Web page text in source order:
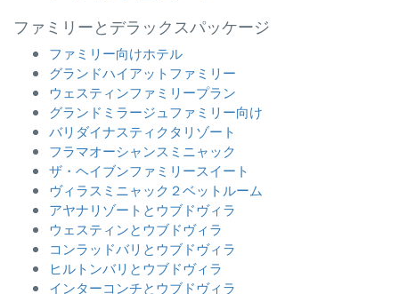
ファミリーとデラックスパッケージ
ファミリー向けホテル
グランドハイアットファミリー
ウェスティンファミリープラン
グランドミラージュファミリー向け
バリダイナスティクタリゾート
フラマオーシャンスミニャック
ザ・ヘイブンファミリースイート
ヴィラスミニャック２ベットルーム
アヤナリゾートとウブドヴィラ
ウェスティンとウブドヴィラ
コンラッドバリとウブドヴィラ
ヒルトンバリとウブドヴィラ
インターコンチとウブドヴィラ